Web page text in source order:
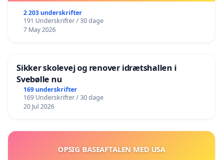
2 203 underskrifter
191 Underskrifter / 30 dage
7 May 2026
Sikker skolevej og renover idrætshallen i
Svebølle nu
169 underskrifter
169 Underskrifter / 30 dage
20 Jul 2026
OPSIG BASEAFTALEN MED USA